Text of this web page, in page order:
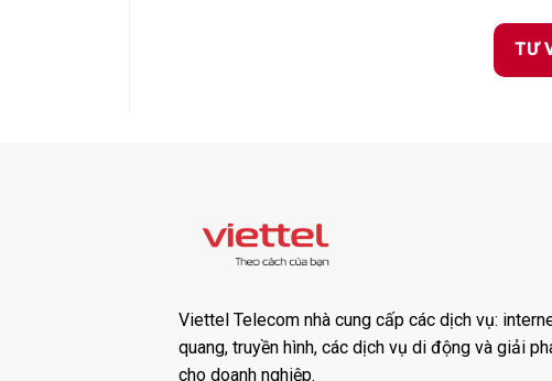
TƯ
Viettel Telecom nhà cung cấp các dịch vụ:
quang, truyền hình, các dịch vụ di động và giải
cho doanh nghiệp.